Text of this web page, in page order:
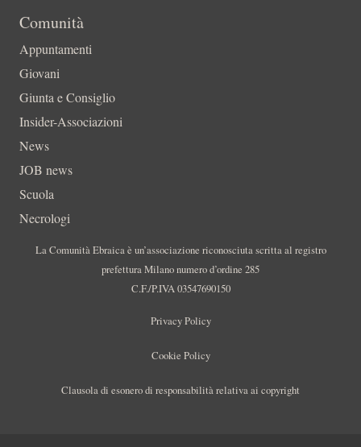
Comunità
Appuntamenti
Giovani
Giunta e Consiglio
Insider-Associazioni
News
JOB news
Scuola
Necrologi
La Comunità Ebraica è un’associazione riconosciuta scritta al registro
prefettura Milano numero d’ordine 285
C.F./P.IVA 03547690150
Privacy Policy
Cookie Policy
Clausola di esonero di responsabilità relativa ai copyright